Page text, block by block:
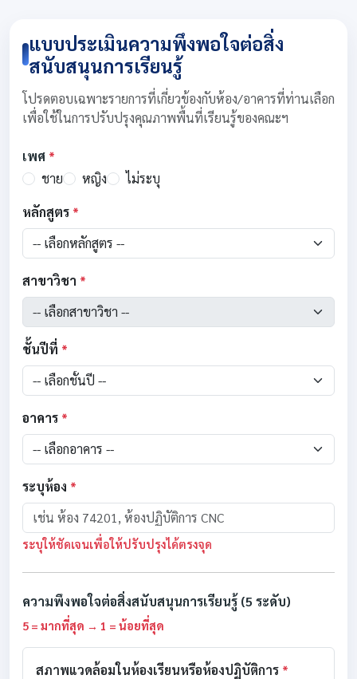
แบบประเมินความพึงพอใจต่อสิ่ง
สนับสนุนการเรียนรู้
โปรดตอบเฉพาะรายการที่เกี่ยวข้องกับห้อง/อาคารที่ท่านเลือก
เพื่อใช้ในการปรับปรุงคุณภาพพื้นที่เรียนรู้ของคณะฯ
เพศ *
ชาย
หญิง
ไม่ระบุ
หลักสูตร *
สาขาวิชา *
ชั้นปีที่ *
อาคาร *
ระบุห้อง *
ระบุให้ชัดเจนเพื่อให้ปรับปรุงได้ตรงจุด
ความพึงพอใจต่อสิ่งสนับสนุนการเรียนรู้ (5 ระดับ)
5 = มากที่สุด → 1 = น้อยที่สุด
สภาพแวดล้อมในห้องเรียนหรือห้องปฏิบัติการ *